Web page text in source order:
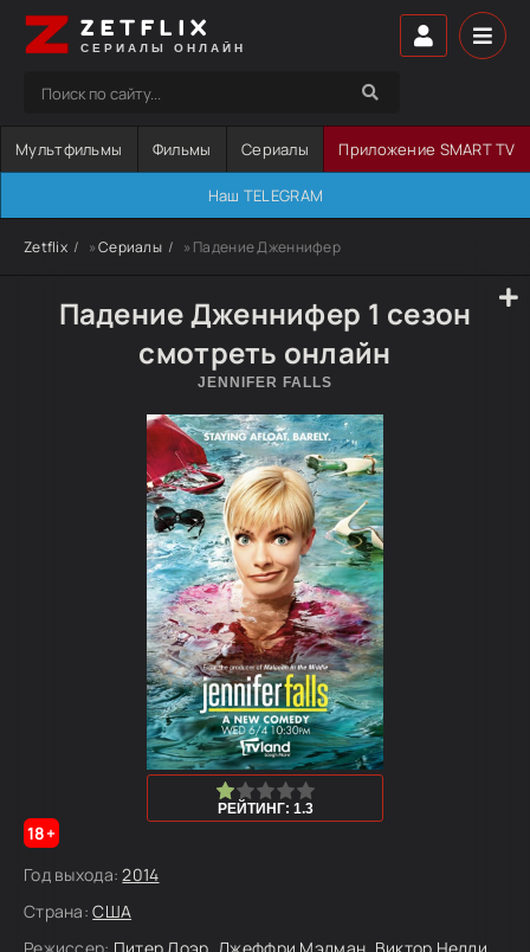
ZETFLIX
СЕРИАЛЫ ОНЛАЙН
Мультфильмы Фильмы Сериалы Приложение SMART TV
Наш TELEGRAM
Zetflix »Сериалы » Падение Дженнифер
Падение Дженнифер 1 сезон
смотреть онлайн
JENNIFER FALLS
4
5
РЕЙТИНГ: 1.3
18+
Год выхода: 2014
Страна: США